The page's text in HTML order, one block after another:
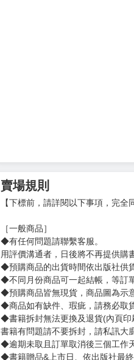
賣場規則
【下標前，請詳閱以下事項，完全
［一般商品］